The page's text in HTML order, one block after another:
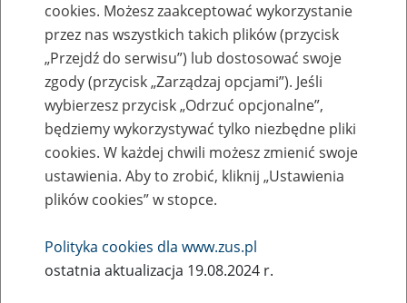
Szkolenia
Zaproś ZUS do siebie - zakładanie profili
eZUS w siedzibie Twojej firmy
Rodzaj wydarzenia
Szkolenia
cookies. Możesz zaakceptować wykorzystanie
przez nas wszystkich takich plików (przycisk
„Przejdź do serwisu”) lub dostosować swoje
zgody (przycisk „Zarządzaj opcjami”). Jeśli
wybierzesz przycisk „Odrzuć opcjonalne”,
będziemy wykorzystywać tylko niezbędne pliki
cookies. W każdej chwili możesz zmienić swoje
ustawienia. Aby to zrobić, kliknij „Ustawienia
plików cookies” w stopce.
Polityka cookies dla www.zus.pl
ostatnia aktualizacja 19.08.2024 r.